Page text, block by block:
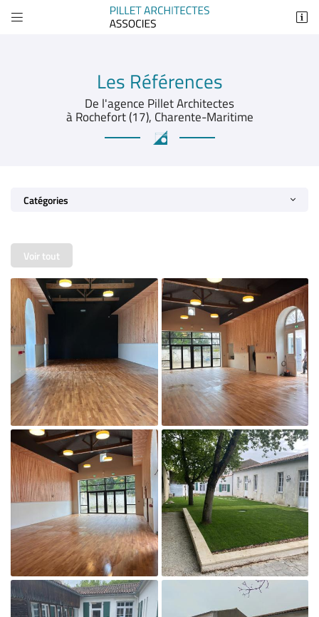
 
26 Avenue Marcel Dassault
 Recopier le code ci-contre
Rafraîchir le captcha
En cochant cette case, vous consentez à recevoir nos propositions commerciales à
l'adresse email indiqué ci-dessus. Vous pouvez vous désinscrire à tout moment en
utilisantle formulaire de désinscription.
Inscription
Les Références
De l'agence Pillet Architectes
à Rochefort (17), Charente-Maritime
Catégories
Voir tout

Agrandir la photo